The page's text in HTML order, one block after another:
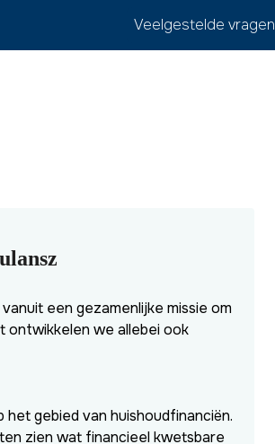
Veelgestelde vragen
een gezamenlijke missie om
ontwikkelen we allebei ook
gebied van huishoudfinanciën.
zien wat financieel kwetsbare